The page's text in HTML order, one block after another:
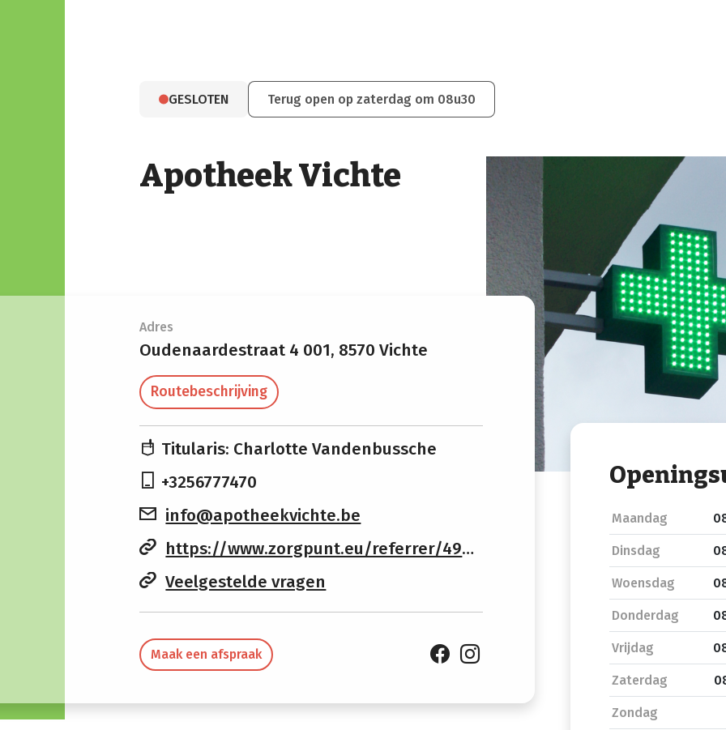
GESLOTEN Terug open op zaterdag om 08u30
Apotheek Vichte
Adres
Oudenaardestraat 4 001, 8570 Vichte
Routebeschrijving
Titularis: Charlotte Vandenbussche
+3256777470
info@apotheekvichte.be
https://www.zorgpunt.eu/referrer/49407/shop
Veelgestelde vragen
Maak een afspraak
Maandag
Dinsdag
Woensdag
Donderdag
Vrijdag
Zaterdag
Zondag